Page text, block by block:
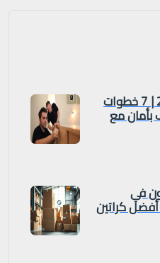
فك غرف في الكويت 2026 | 7 خطوات
بأمان مع
في
أفضل كراتين